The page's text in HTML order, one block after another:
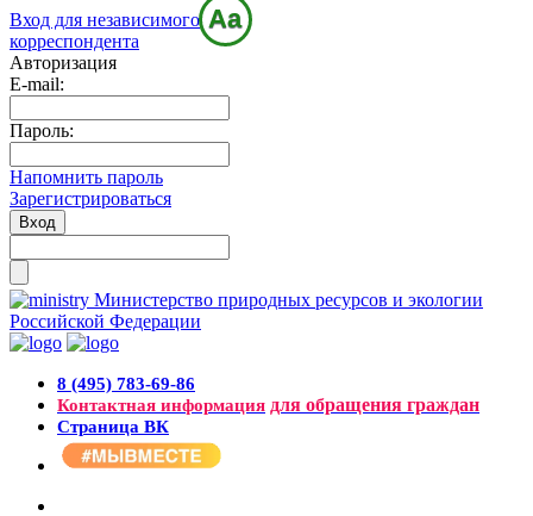
Вход для независимого
корреспондента
Авторизация
E-mail:
Пароль:
Напомнить пароль
Зарегистрироваться
Министерство природных ресурсов и экологии
Российской Федерации
Aa
8 (495) 783-69-86
Контактная информация для обращения граждан
Страница ВК